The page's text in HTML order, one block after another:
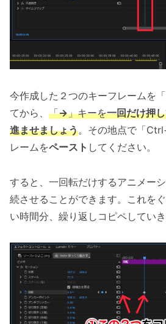
今作成した２つのキーフレームを
てから、 「→」キーを一回だけ押
進ませましょう。その地点で「
レームをペースト してください。
すると、一回転だけするアニメー
続させることができます。これを
い時間分、繰り返しコピペしていき